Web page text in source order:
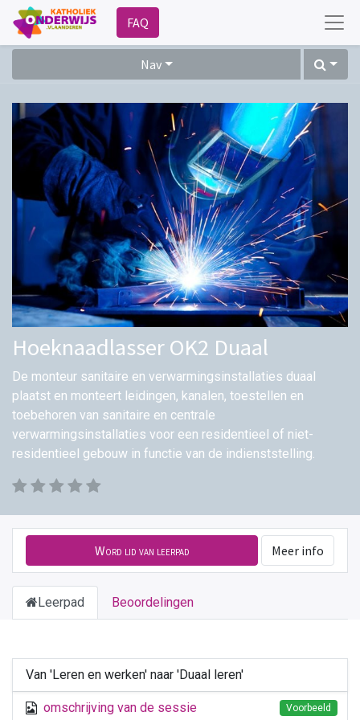
FAQ
Nav
Hoeknaadlasser OK2 Duaal
De monteur sanitaire en verwarmingsinstallaties duaal
plaatst en monteert leidingen, kanalen, toestellen en
toebehoren van sanitaire en centrale
verwarmingsinstallaties voor een residentieel of niet-
residentieel gebouw in functie van de indienststelling.
Word lid van leerpad Meer info
Leerpad Beoordelingen
Van 'Leren en werken' naar 'Duaal leren'
omschrijving van de sessie Voorbeeld